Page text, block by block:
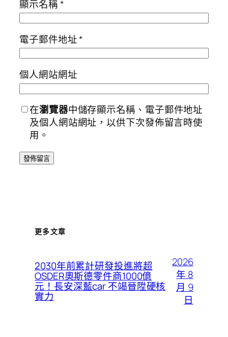
顯示名稱*
電子郵件地址*
個人網站網址
在瀏覽器中儲存顯示名稱、電子郵件地址
及個人網站網址，以供下次發佈留言時使
用。
更多文章
2030年前累計研發投進將超
OSDER奧斯德零件商1000億
元！長安深藍car 不竭晉陞硬核
實力
2026
年 8
月 9
日